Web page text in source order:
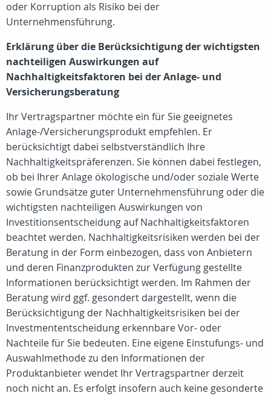
oder Korruption als Risiko bei der
Unternehmensführung.
Erklärung über die Berücksichtigung der wichtigsten
nachteiligen Auswirkungen auf
Nachhaltigkeitsfaktoren bei der Anlage- und
Versicherungsberatung
Ihr Vertragspartner möchte ein für Sie geeignetes
Anlage-/Versicherungsprodukt empfehlen. Er
berücksichtigt dabei selbstverständlich Ihre
Nachhaltigkeitspräferenzen. Sie können dabei festlegen,
ob bei Ihrer Anlage ökologische und/oder soziale Werte
sowie Grundsätze guter Unternehmensführung oder die
wichtigsten nachteiligen Auswirkungen von
Investitionsentscheidung auf Nachhaltigkeitsfaktoren
beachtet werden. Nachhaltigkeitsrisiken werden bei der
Beratung in der Form einbezogen, dass von Anbietern
und deren Finanzprodukten zur Verfügung gestellte
Informationen berücksichtigt werden. Im Rahmen der
Beratung wird ggf. gesondert dargestellt, wenn die
Berücksichtigung der Nachhaltigkeitsrisiken bei der
Investmententscheidung erkennbare Vor- oder
Nachteile für Sie bedeuten. Eine eigene Einstufungs- und
Auswahlmethode zu den Informationen der
Produktanbieter wendet Ihr Vertragspartner derzeit
noch nicht an. Es erfolgt insofern auch keine gesonderte